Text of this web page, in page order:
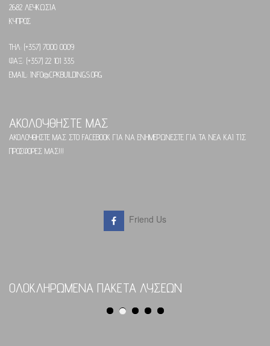
2682 ΛΕΥΚΩΣΙΑ
ΚΥΠΡΟΣ
ΤΗΛ: (+357) 7000 0009
ΦΑΞ: (+357) 22 101 335
EMAIL: INFO@CPKBUILDINGS.ORG
ΑΚΟΛΟΥΘΗΣΤΕ ΜΑΣ
ΑΚΟΛΟΥΘΗΣΤΕ ΜΑΣ ΣΤΟ FACEBOOK ΓΙΑ ΝΑ ΕΝΗΜΕΡΩΝΕΣΤΕ ΓΙΑ ΤΑ ΝΕΑ ΚΑΙ ΤΙΣ
ΠΡΟΣΦΟΡΕΣ ΜΑΣ!!!
Friend Us
ΟΛΟΚΛΗΡΩΜΕΝΑ ΠΑΚΕΤΑ ΛΥΣΕΩΝ